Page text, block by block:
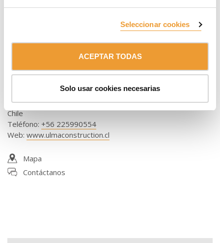
Seleccionar cookies
ACEPTAR TODAS
Solo usar cookies necesarias
Autop. Talcahuano 8696 Of. 604, Hualpén
4070095 CONCEPCIÓN
Chile
Teléfono: +56 225990554
Web: www.ulmaconstruction.cl
Mapa
Contáctanos